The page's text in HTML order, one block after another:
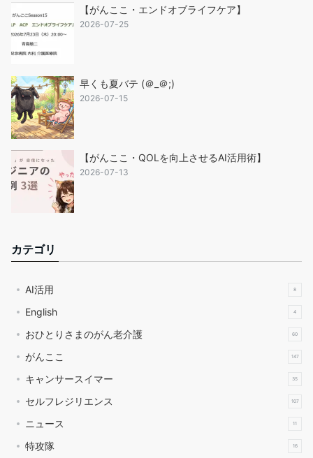
【がんここ・エンドオブライフケア】
2026-07-25
早くも夏バテ (＠_＠;)
2026-07-15
【がんここ・QOLを向上させるAI活用術】
2026-07-13
カテゴリ
AI活用 8
English 4
おひとりさまのがん老介護 60
がんここ 147
キャンサースイマー 35
セルフレジリエンス 107
ニュース 11
特攻隊 16